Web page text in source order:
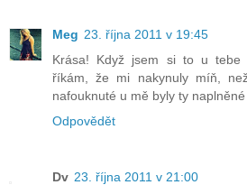
Meg 23. října 2011 v 19:45
Krása! Když jsem si to u tebe
říkám, že mi nakynuly míň,
nafouknuté u mě byly ty naplněné
Odpovědět
Dv 23. října 2011 v 21:00